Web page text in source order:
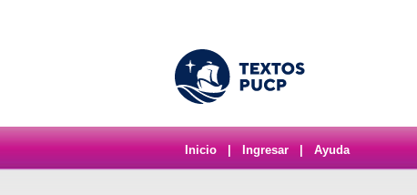
Inicio Ingresar Ayuda